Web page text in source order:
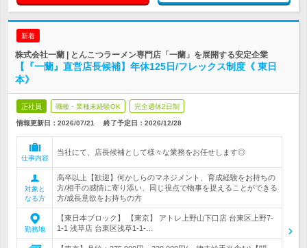
新着
株式会社一蘭 | とんこつラーメン専門店「一蘭」を展開する安定企業
【『一蘭』直営店長候補】年休125日/フレックス制度《 東日
本》
正社員 職種・業種未経験OK 完全週休2日制
情報更新日：2026/07/21 終了予定日： 2026/12/28
仕事内容
当社にて、店長候補として様々な業務をお任せします◎
対象と
なる方
高卒以上【歓迎】何かしらのマネジメント、育成経験をお持ちの
方/相手の感情に寄り添い、同じ視点で物事を捉えることができる
方/成長意欲をお持ちの方
勤務地
【東日本ブロック】 【東京】 アトレ上野山下口店 台東区上野7-
1-1 浅草店 台東区浅草1-1-…